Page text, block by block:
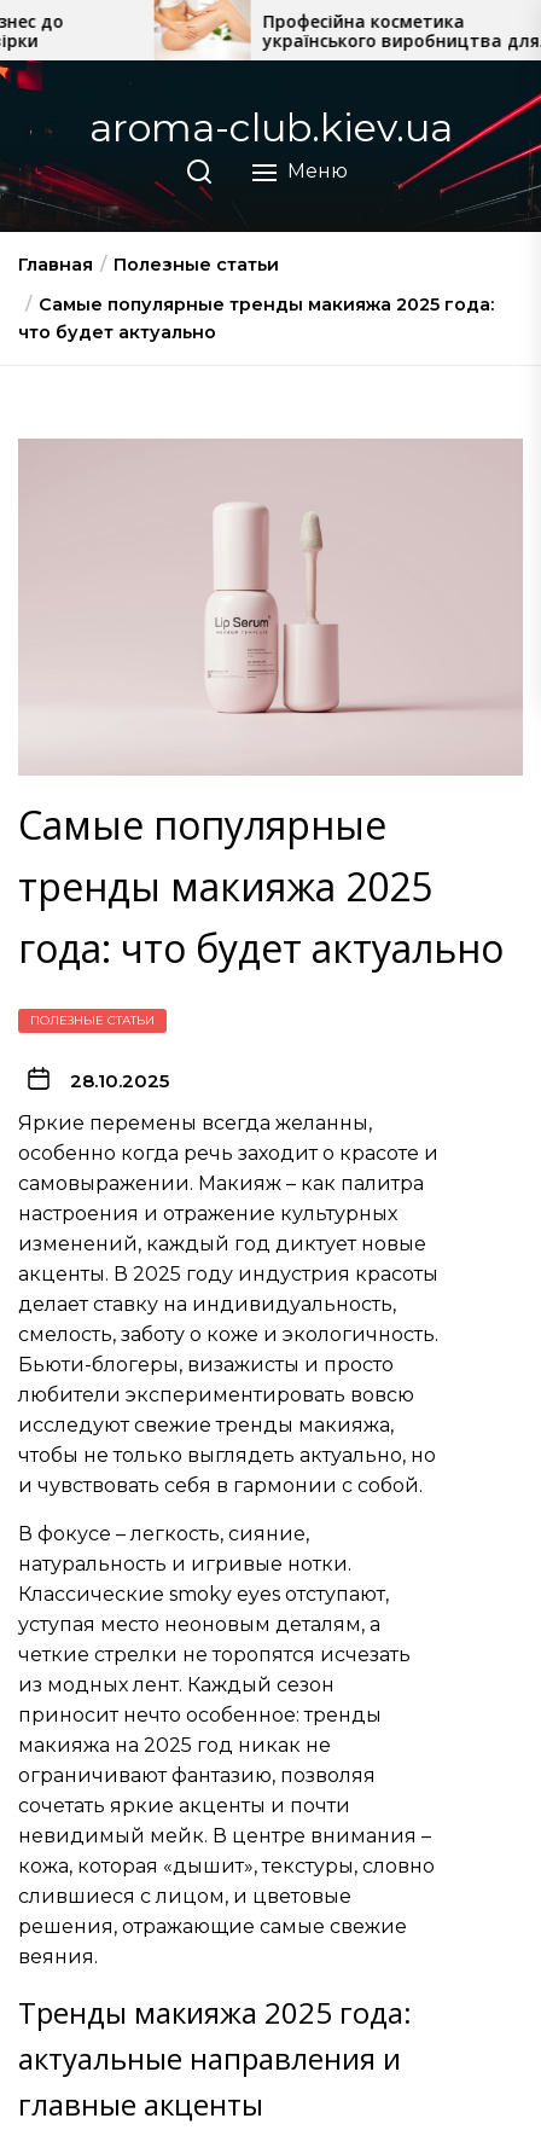
Перейти
к
содержимому
Професійна косметика
українського виробництва для
домашнього догляду
для
aroma-club.kiev.ua
Меню
Главная
Полезные статьи
Самые популярные тренды макияжа 2025 года:
что будет актуально
Самые популярные
тренды макияжа 2025
года: что будет актуально
ПОЛЕЗНЫЕ СТАТЬИ
28.10.2025
Яркие перемены всегда желанны,
особенно когда речь заходит о красоте и
самовыражении. Макияж – как палитра
настроения и отражение культурных
изменений, каждый год диктует новые
акценты. В 2025 году индустрия красоты
делает ставку на индивидуальность,
смелость, заботу о коже и экологичность.
Бьюти-блогеры, визажисты и просто
любители экспериментировать вовсю
исследуют свежие тренды макияжа,
чтобы не только выглядеть актуально, но
и чувствовать себя в гармонии с собой.
В фокусе – легкость, сияние,
натуральность и игривые нотки.
Классические smoky eyes отступают,
уступая место неоновым деталям, а
четкие стрелки не торопятся исчезать
из модных лент. Каждый сезон
приносит нечто особенное: тренды
макияжа на 2025 год никак не
ограничивают фантазию, позволяя
сочетать яркие акценты и почти
невидимый мейк. В центре внимания –
кожа, которая «дышит», текстуры, словно
слившиеся с лицом, и цветовые
решения, отражающие самые свежие
веяния.
Тренды макияжа 2025 года:
актуальные направления и
главные акценты